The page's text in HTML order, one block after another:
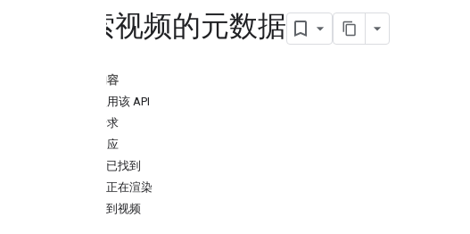
检索视频的元数据
本页内容
如何使用该 API
示例请求
示例响应
视频已找到
视频正在渲染
找不到视频